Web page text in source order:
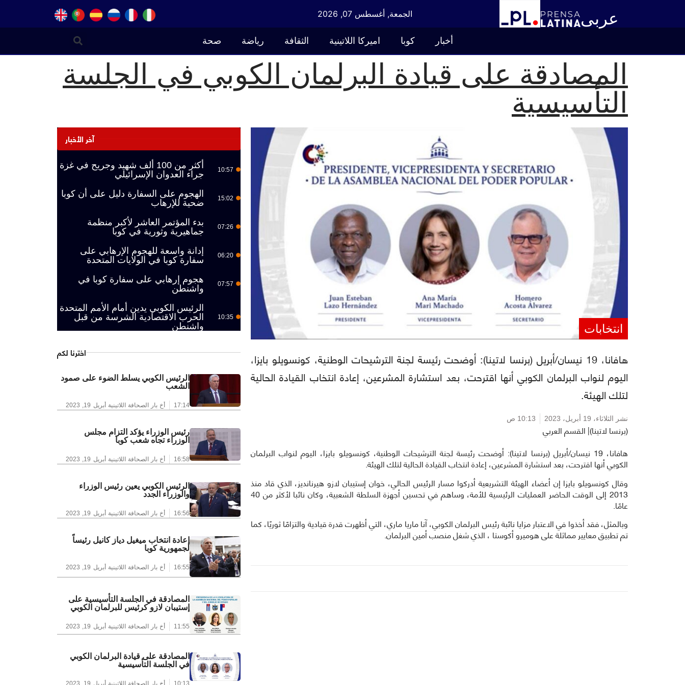
عربى الجمعة, أغسطس 07, 2026
أخبار كوبا اميركا اللاتينية الثقافة رياضة صحة
المصادقة على قيادة البرلمان الكوبي في الجلسة
التأسيسية
انتخابات
هافانا، 19 نيسان/أبريل (برنسا لاتينا): أوضحت رئيسة لجنة الترشيحات الوطنية، كونسويلو بايزا،
اليوم لنواب البرلمان الكوبي أنها اقترحت، بعد استشارة المشرعين، إعادة انتخاب القيادة الحالية
لتلك الهيئة.
نشر الثلاثاء، 19 أبريل، 2023 10:13 ص
(برنسا لاتينا)| القسم العربي
هافانا، 19 نيسان/أبريل (برنسا لاتينا): أوضحت رئيسة لجنة الترشيحات الوطنية، كونسويلو بايزا، اليوم لنواب البرلمان
الكوبي أنها اقترحت، بعد استشارة المشرعين، إعادة انتخاب القيادة الحالية لتلك الهيئة.
وقال كونسويلو بايزا إن أعضاء الهيئة التشريعية أدركوا مسار الرئيس الحالي، خوان إستيبان لازو هيرنانديز، الذي قاد منذ
2013 إلى الوقت الحاضر العمليات الرئيسية للأمة، وساهم في تحسين أجهزة السلطة الشعبية، وكان نائبا لأكثر من 40
عامًا.
وبالمثل، فقد أخذوا في الاعتبار مزايا نائبة رئيس البرلمان الكوبي، آنا ماريا ماري، التي أظهرت قدرة قيادية والتزامًا ثوريًا، كما
تم تطبيق معايير مماثلة على هوميرو أكوستا ، الذي شغل منصب أمين البرلمان.
آخر الأخبار
10:57
أكثر من 100 ألف شهيد وجريح في غزة
جراء العدوان الإسرائيلي
15:02
الهجوم على السفارة دليل على أن كوبا
ضحية للإرهاب
07:26
بدء المؤتمر العاشر لأكبر منظمة
جماهيرية وثورية في كوبا
06:20
إدانة واسعة للهجوم الإرهابي على
سفارة كوبا في الولايات المتحدة
07:57
هجوم إرهابي على سفارة كوبا في
واشنطن
10:35
الرئيس الكوبي يدين أمام الأمم المتحدة
الحرب الاقتصادية الشرسة من قبل
واشنطن
اخترنا لكم
الرئيس الكوبي يسلط الضوء على صمود
الشعب
17:14 أخ بار الصحافة اللاتينية أبريل 19, 2023
رئيس الوزراء يؤكد التزام مجلس
الوزراء تجاه شعب كوبا
16:58 أخ بار الصحافة اللاتينية أبريل 19, 2023
الرئيس الكوبي يعين رئيس الوزراء
والوزراء الجدد
16:56 أخ بار الصحافة اللاتينية أبريل 19, 2023
إعادة انتخاب ميغيل دياز كانيل رئيساً
لجمهورية كوبا
16:55 أخ بار الصحافة اللاتينية أبريل 19, 2023
المصادقة في الجلسة التأسيسية على
إستيبان لازو كرئيس للبرلمان الكوبي
11:55 أخ بار الصحافة اللاتينية أبريل 19, 2023
المصادقة على قيادة البرلمان الكوبي
في الجلسة التأسيسية
10:13 أخ بار الصحافة اللاتينيةأبريل 19, 2023